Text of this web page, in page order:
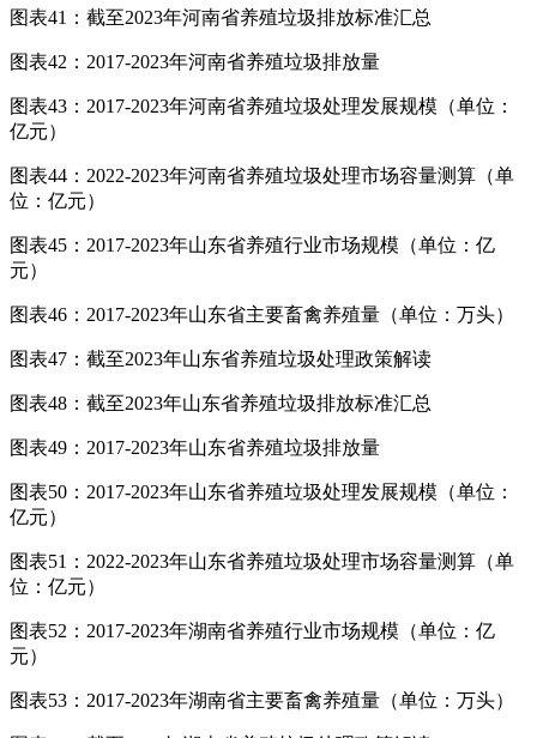
图表41：截至2023年河南省养殖垃圾排放标准汇总
图表42：2017-2023年河南省养殖垃圾排放量
图表43：2017-2023年河南省养殖垃圾处理发展规模（单位：
亿元）
图表44：2022-2023年河南省养殖垃圾处理市场容量测算（单
位：亿元）
图表45：2017-2023年山东省养殖行业市场规模（单位：亿
元）
图表46：2017-2023年山东省主要畜禽养殖量（单位：万头）
图表47：截至2023年山东省养殖垃圾处理政策解读
图表48：截至2023年山东省养殖垃圾排放标准汇总
图表49：2017-2023年山东省养殖垃圾排放量
图表50：2017-2023年山东省养殖垃圾处理发展规模（单位：
亿元）
图表51：2022-2023年山东省养殖垃圾处理市场容量测算（单
位：亿元）
图表52：2017-2023年湖南省养殖行业市场规模（单位：亿
元）
图表53：2017-2023年湖南省主要畜禽养殖量（单位：万头）